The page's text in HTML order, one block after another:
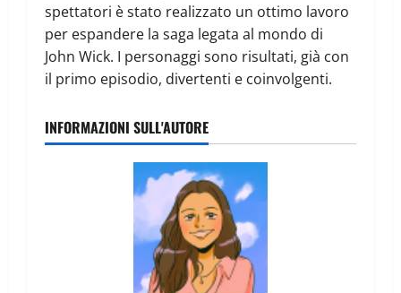
spettatori è stato realizzato un ottimo lavoro
per espandere la saga legata al mondo di
John Wick. I personaggi sono risultati, già con
il primo episodio, divertenti e coinvolgenti.
INFORMAZIONI SULL'AUTORE